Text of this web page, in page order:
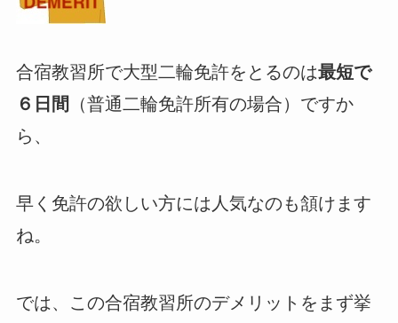
合宿教習所で大型二輪免許をとるのは最短で
６日間
（普通二輪免許所有の場合）ですか
ら、
早く免許の欲しい方には人気なのも頷けます
ね。
では、この合宿教習所のデメリットをまず挙